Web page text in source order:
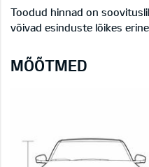
Toodud hinnad on
võivad esinduste lõikes
MÕÕTMED